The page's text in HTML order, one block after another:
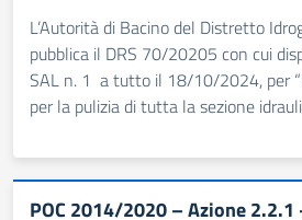
L’Autorità di Bacino del Distretto
pubblica il DRS 70/20205 con cui
SAL n. 1 a tutto il 18/10/2024, per
per la pulizia di tutta la sezione
POC 2014/2020 – Azione